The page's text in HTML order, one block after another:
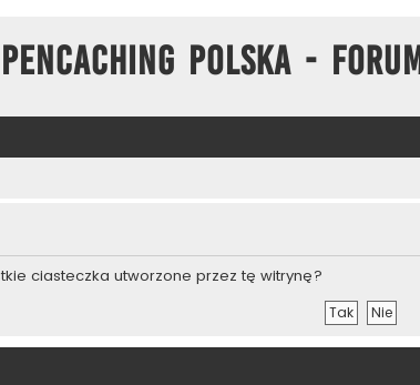
Polska - Forum
ciasteczka utworzone przez tę witrynę?